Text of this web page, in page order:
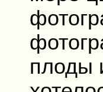
плоды